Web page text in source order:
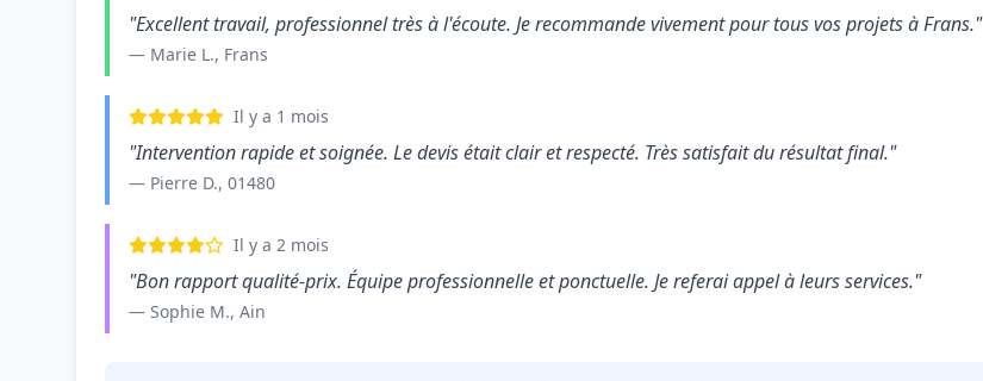
"Excellent travail, professionnel très à l'écoute. Je recommande vivement pour tous vos projets à Frans."
— Marie L., Frans
Il y a 1 mois
"Intervention rapide et soignée. Le devis était clair et respecté. Très satisfait du résultat final."
— Pierre D., 01480
Il y a 2 mois
"Bon rapport qualité-prix. Équipe professionnelle et ponctuelle. Je referai appel à leurs services."
— Sophie M., Ain